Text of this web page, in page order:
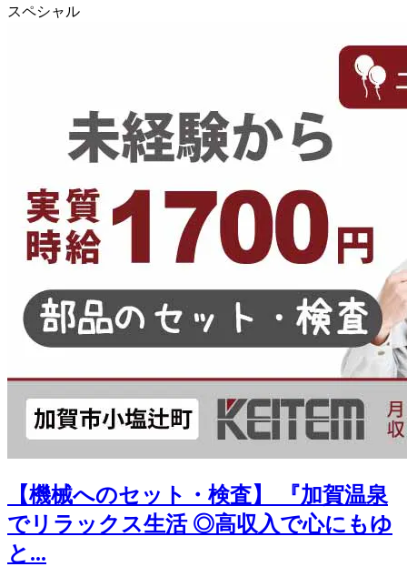
スペシャル
【機械へのセット・検査】 『加賀温泉
でリラックス生活 ◎高収入で心にもゆ
と...